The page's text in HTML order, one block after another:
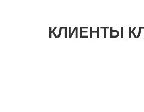
КЛИЕНТЫ